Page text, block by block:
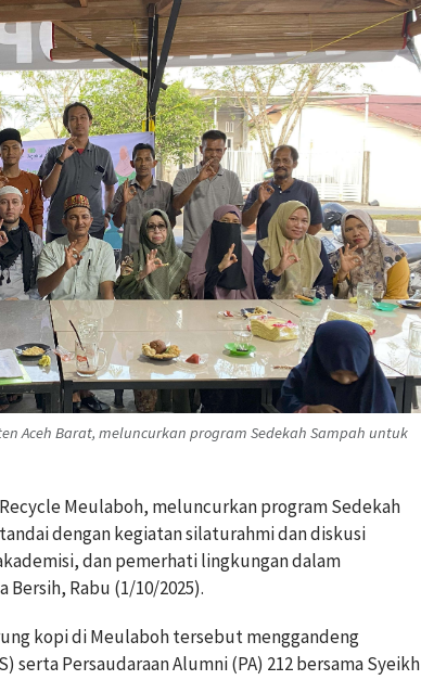
Aceh Barat, meluncurkan program Sedekah Sampah untuk
Meulaboh, meluncurkan program Sedekah
dengan kegiatan silaturahmi dan diskusi
dan pemerhati lingkungan dalam
Rabu (1/10/2025).
kopi di Meulaboh tersebut menggandeng
serta Persaudaraan Alumni (PA) 212 bersama Syeikh